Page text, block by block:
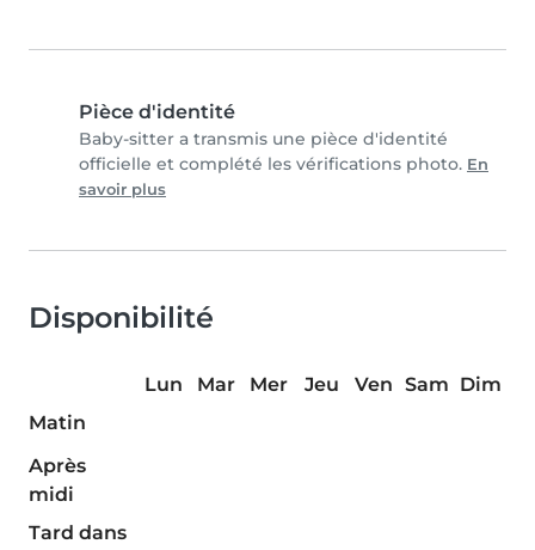
Pièce d'identité
Baby-sitter a transmis une pièce d'identité
officielle et complété les vérifications photo. En
savoir plus
Disponibilité
Lun Mar Mer Jeu Ven Sam Dim
Matin
Après
midi
Tard dans